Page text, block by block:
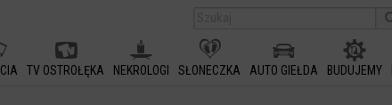
TV OSTROŁĘKA NEKROLOGI SŁONECZKA AUTO GIEŁDA BUDUJEMY